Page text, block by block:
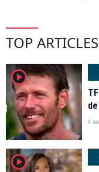
TOP ARTICLES
player2
4
player2